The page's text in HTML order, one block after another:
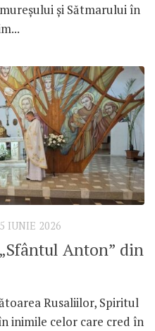
și Sătmarului în
IUNIE 2026
Anton” din
Rusaliilor, Spiritul
inimile celor care cred în